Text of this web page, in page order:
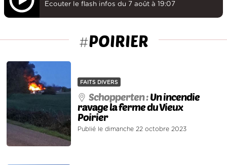
Ecouter le flash infos du 7 août à 19:07
#POIRIER
FAITS DIVERS
Schopperten :Un incendie
ravage la ferme du Vieux
Poirier
Publié le dimanche 22 octobre 2023